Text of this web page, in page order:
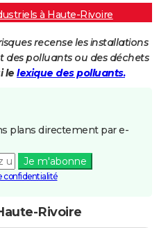
à Haute-Rivoire
recense les installations
des polluants ou des déchets
le lexique des polluants.
plans directement par e-
Je m'abonne
confidentialité
Rivoire